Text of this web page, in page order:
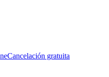
Cancelación gratuita